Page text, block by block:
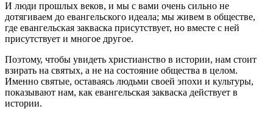
И люди прошлых веков, и мы с вами очень сильно не
дотягиваем до евангельского идеала; мы живем в обществе,
где евангельская закваска присутствует, но вместе с ней
присутствует и многое другое.
Поэтому, чтобы увидеть христианство в истории, нам стоит
взирать на святых, а не на состояние общества в целом.
Именно святые, оставаясь людьми своей эпохи и культуры,
показывают нам, как евангельская закваска действует в
истории.